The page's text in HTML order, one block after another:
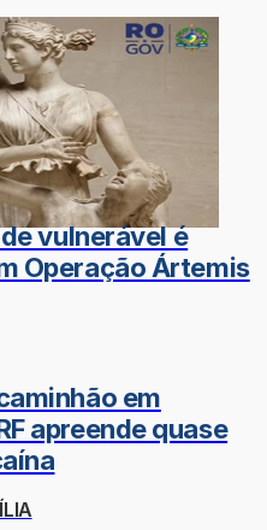
vulnerável é
Operação Ártemis
em
apreende quase